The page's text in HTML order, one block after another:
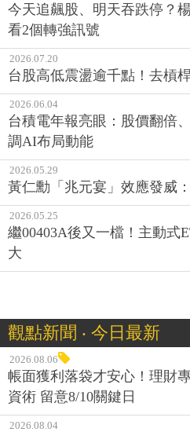
今天追飆股、明天吞跌停？
看2個轉強訊號
2026.07.20
台股高低震盪逾千點！去槓
2026.06.04
台積電年報亮眼：股價翻倍
調AI布局動能
2026.05.29
黃仁勳「兆元宴」效應發威
2026.05.25
繼00403A後又一檔！主動式
大
觀點新聞 ‧ 今日最新
2026.08.06
帳面獲利落袋才安心！理財
資術 留意8/10關鍵日
2026.08.04